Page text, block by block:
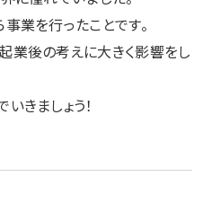
業を行ったことです。
業後の考えに大きく影響をし
きましょう！